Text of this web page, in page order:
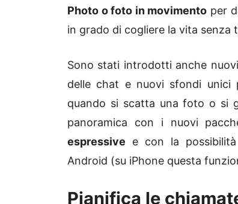
Photo o foto in movimento per
in grado di cogliere la vita senza
Sono stati introdotti anche
delle chat e nuovi sfondi unici
quando si scatta una foto o si
panoramica con i nuovi
espressive e con la
Android (su iPhone questa
Pianifica le